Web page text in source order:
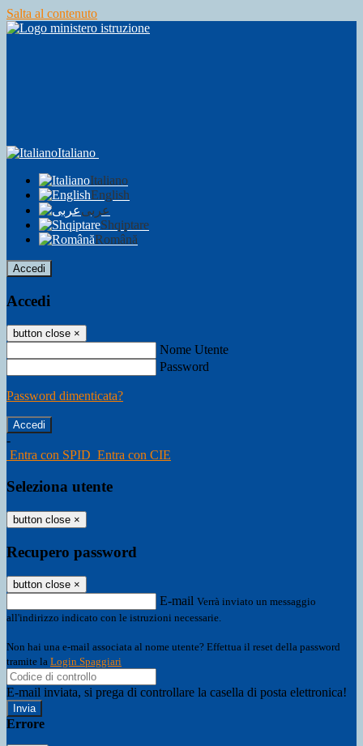
Salta al contenuto
Italiano
Italiano
English
عربى
Shqiptare
Română
Accedi
Accedi
button close ×
Nome Utente
Password
Password dimenticata?
-
Entra con SPID Entra con CIE
Seleziona utente
button close ×
Recupero password
button close ×
E-mail Verrà inviato un messaggio
all'indirizzo indicato con le istruzioni necessarie.
Non hai una e-mail associata al nome utente? Effettua il reset della password
tramite la Login Spaggiari
E-mail inviata, si prega di controllare la casella di posta elettronica!
Errore